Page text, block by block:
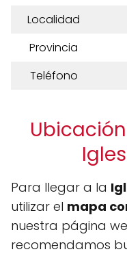
Localidad
Provincia
Teléfono
Para llegar a la
utilizar el mapa
nuestra página
recomendamos